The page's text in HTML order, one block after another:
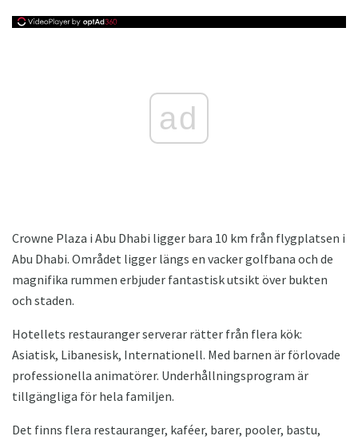
ad
Crowne Plaza i Abu Dhabi ligger bara 10 km från flygplatsen i
Abu Dhabi. Området ligger längs en vacker golfbana och de
magnifika rummen erbjuder fantastisk utsikt över bukten
och staden.
Hotellets restauranger serverar rätter från flera kök:
Asiatisk, Libanesisk, Internationell. Med barnen är förlovade
professionella animatörer. Underhållningsprogram är
tillgängliga för hela familjen.
Det finns flera restauranger, kaféer, barer, pooler, bastu,